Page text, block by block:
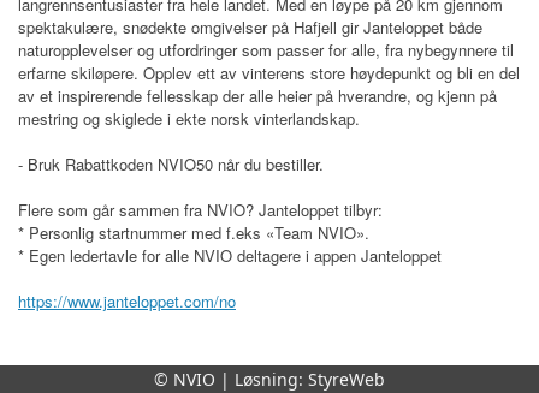
langrennsentusiaster fra hele landet. Med en løype på 20 km gjennom
spektakulære, snødekte omgivelser på Hafjell gir Janteloppet både
naturopplevelser og utfordringer som passer for alle, fra nybegynnere til
erfarne skiløpere. Opplev ett av vinterens store høydepunkt og bli en del
av et inspirerende fellesskap der alle heier på hverandre, og kjenn på
mestring og skiglede i ekte norsk vinterlandskap.
- Bruk Rabattkoden NVIO50 når du bestiller.
Flere som går sammen fra NVIO? Janteloppet tilbyr:
* Personlig startnummer med f.eks «Team NVIO».
* Egen ledertavle for alle NVIO deltagere i appen Janteloppet
https://www.janteloppet.com/no
© NVIO | Løsning: StyreWeb